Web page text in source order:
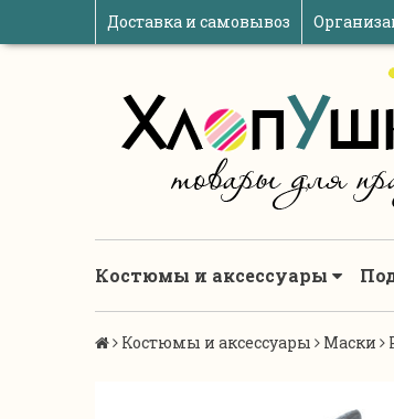
Доставка и самовывоз
Костюмы и аксессуары
Костюмы и аксессуары Маски